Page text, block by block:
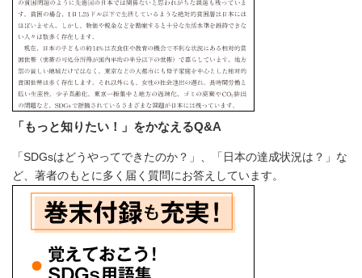
「もっと知りたい！」をかなえるQ&A
「SDGsはどうやってできたのか？」、「日本の達成状況は？」な
ど、著者のもとに多く届く質問にお答えしています。